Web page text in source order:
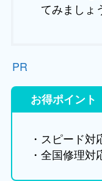
てみましょ
PR
お得ポイント
・スピード対
・全国修理対